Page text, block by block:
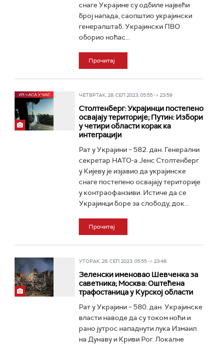
снаге Украјине су одбиле највећи
број напада, саопштио украјински
генералштаб. Украјински ПВО
оборио ноћас...
Прочитај
ЧЕТВРТАК, 28. СЕП 2023, 05:55 -> 23:59
Столтенберг: Украјинци постепено
освајају територије; Путин: Избори
у четири области корак ка
интеграцији
Рат у Украјини – 582. дан. Генерални
секретар НАТО-а Јенс Столтенберг
у Кијеву је изјавио да украјинске
снаге постепено освајају територије
у контраофанзиви. Истиче да се
Украјинци боре за слободу, док...
Прочитај
УТОРАК, 26. СЕП 2023, 05:55 -> 23:48
Зеленски именовао Шевченка за
саветника; Москва: Оштећена
трафостаница у Курској области
Рат у Украјини – 580. дан. Украјинске
власти наводе да су током ноћи и
рано јутрос нападнути лука Измаил
на Дунаву и Криви Рог. Локалне